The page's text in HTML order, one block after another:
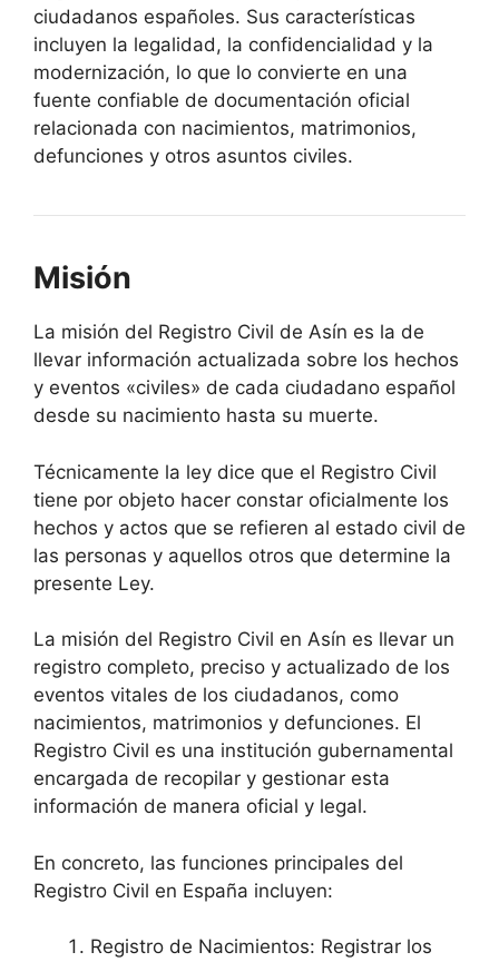
ciudadanos españoles. Sus características
incluyen la legalidad, la confidencialidad y la
modernización, lo que lo convierte en una
fuente confiable de documentación oficial
relacionada con nacimientos, matrimonios,
defunciones y otros asuntos civiles.
Misión
La misión del Registro Civil de Asín es la de
llevar información actualizada sobre los hechos
y eventos «civiles» de cada ciudadano español
desde su nacimiento hasta su muerte.
Técnicamente la ley dice que el Registro Civil
tiene por objeto hacer constar oficialmente los
hechos y actos que se refieren al estado civil de
las personas y aquellos otros que determine la
presente Ley.
La misión del Registro Civil en Asín es llevar un
registro completo, preciso y actualizado de los
eventos vitales de los ciudadanos, como
nacimientos, matrimonios y defunciones. El
Registro Civil es una institución gubernamental
encargada de recopilar y gestionar esta
información de manera oficial y legal.
En concreto, las funciones principales del
Registro Civil en España incluyen:
Registro de Nacimientos: Registrar los